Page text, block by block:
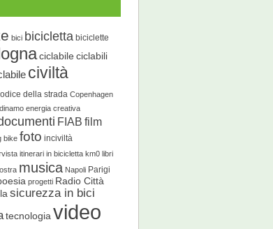
bici bicicletta biciclette
ciclabile ciclabili
civiltà
della strada Copenhagen
dinamo energia creativa
FIAB film
bike foto inciviltà
itinerari in bicicletta km0 libri
musica Napoli Parigi
progetti Radio Città
sicurezza in bici
tecnologiavideo